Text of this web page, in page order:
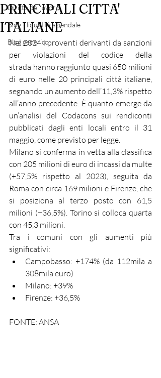
Diritto del lavoro
Blog - liquidità aziendale
Blog generico
PRINCIPALI CITTA'
ITALIANE
Nel 2024 i proventi derivanti da sanzioni
per violazioni del codice della
strada hanno raggiunto quasi 650 milioni
di euro nelle 20 principali città italiane,
segnando un aumento dell’11,3% rispetto
all’anno precedente. È quanto emerge da
un’analisi del Codacons sui rendiconti
pubblicati dagli enti locali entro il 31
maggio, come previsto per legge.
Milano si conferma in vetta alla classifica
con 205 milioni di euro di incassi da multe
(+57,5% rispetto al 2023), seguita da
Roma con circa 169 milioni e Firenze, che
si posiziona al terzo posto con 61,5
milioni (+36,5%). Torino si colloca quarta
con 45,3 milioni.
Tra i comuni con gli aumenti più
significativi:
Campobasso: +174% (da 112mila a
308mila euro)
Milano: +39%
Firenze: +36,5%
FONTE: ANSA